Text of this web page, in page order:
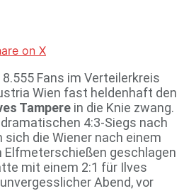
on X
Fans im Verteilerkreis
Wien fast heldenhaft den
Tampere in die Knie zwang.
4:3-Siegs nach
die Wiener nach einem
geschlagen
mit einem 2:1 für Ilves
Abend, vor